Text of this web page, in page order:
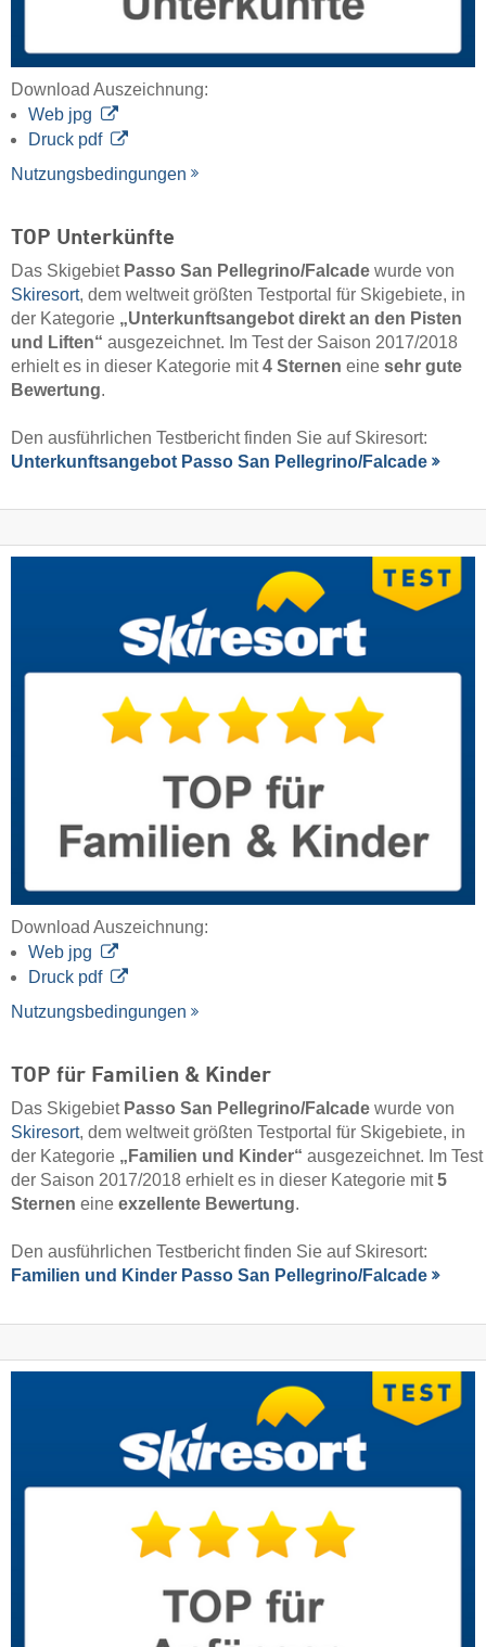
Download Auszeichnung:
Web jpg
Druck pdf
Nutzungsbedingungen
TOP Unterkünfte
Das Skigebiet Passo San Pellegrino/​Falcade wurde von
Skiresort, dem weltweit größten Testportal für Skigebiete, in
der Kategorie „Unterkunftsangebot direkt an den Pisten
und Liften“ ausgezeichnet. Im Test der Saison 2017/2018
erhielt es in dieser Kategorie mit4 Sternen eine sehr gute
Bewertung.
Den ausführlichen Testbericht finden Sie auf Skiresort:
Unterkunftsangebot Passo San Pellegrino/​Falcade
Download Auszeichnung:
Web jpg
Druck pdf
Nutzungsbedingungen
TOP für Familien & Kinder
Das Skigebiet Passo San Pellegrino/​Falcade wurde von
Skiresort, dem weltweit größten Testportal für Skigebiete, in
der Kategorie „Familien und Kinder“ ausgezeichnet. Im Test
der Saison 2017/2018 erhielt es in dieser Kategorie mit5
Sternen eine exzellente Bewertung.
Den ausführlichen Testbericht finden Sie auf Skiresort:
Familien und Kinder Passo San Pellegrino/​Falcade